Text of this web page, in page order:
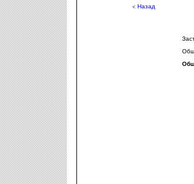
< Назад